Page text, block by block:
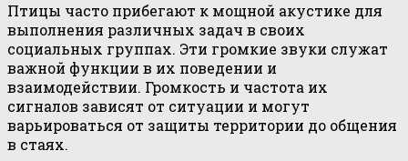
Птицы часто прибегают к мощной акустике для
выполнения различных задач в своих
социальных группах. Эти громкие звуки служат
важной функции в их поведении и
взаимодействии. Громкость и частота их
сигналов зависят от ситуации и могут
варьироваться от защиты территории до общения
в стаях.